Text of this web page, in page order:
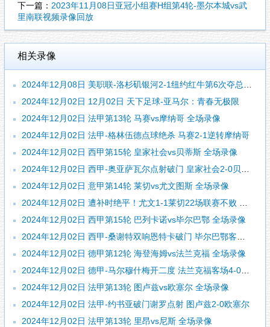
下一篇： 2023年11月08日亚冠小组赛H组第4轮-墨尔本城vs武
里南联视频录像回放
相关录像
2024年12月08日 美职联-洛杉矶银河2-1纽约红牛第6次夺总冠军 罗伊斯个人联赛首冠
2024年12月02日 12月02日 天下足球-亚马尔：青春无极限
2024年12月02日 法甲第13轮 马赛vs摩纳哥 全场录像
2024年12月02日 法甲-格林伍德点球绝杀 马赛2-1逆转摩纳哥
2024年12月02日 西甲第15轮 皇家社会vs贝蒂斯 全场录像
2024年12月02日 西甲-奥亚萨瓦尔点射破门 皇家社会2-0贝蒂斯
2024年12月02日 意甲第14轮 莱切vs尤文图斯 全场录像
2024年12月02日 遭补时绝平！尤文1-1莱切22场联赛不败 雷比奇绝平坎比亚索破门
2024年12月02日 西甲第15轮 巴列卡诺vs毕尔巴鄂 全场录像
2024年12月02日 西甲-桑谢特双响恩特卡破门 毕尔巴鄂客场2-1巴列卡诺
2024年12月02日 德甲第12轮 海登海姆vs法兰克福 全场录像
2024年12月02日 德甲-马尔穆什梅开二度 法兰克福客场4-0海登海姆
2024年12月02日 法甲第13轮 图卢兹vs欧塞尔 全场录像
2024年12月02日 法甲-约书亚破门谢罗点射 图卢兹2-0欧塞尔
2024年12月02日 法甲第13轮 里昂vs尼斯 全场录像